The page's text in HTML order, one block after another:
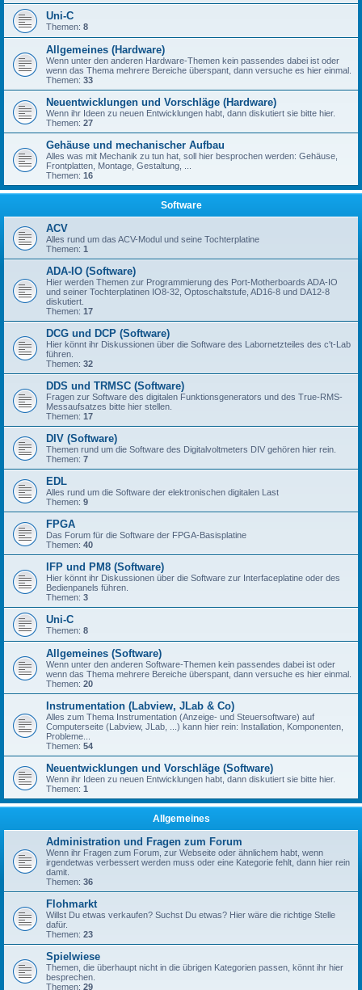
Uni-C
Themen: 8
Allgemeines (Hardware)
Wenn unter den anderen Hardware-Themen kein passendes dabei ist oder
wenn das Thema mehrere Bereiche überspant, dann versuche es hier einmal.
Themen: 33
Neuentwicklungen und Vorschläge (Hardware)
Wenn ihr Ideen zu neuen Entwicklungen habt, dann diskutiert sie bitte hier.
Themen: 27
Gehäuse und mechanischer Aufbau
Alles was mit Mechanik zu tun hat, soll hier besprochen werden: Gehäuse,
Frontplatten, Montage, Gestaltung, ...
Themen: 16
Software
ACV
Alles rund um das ACV-Modul und seine Tochterplatine
Themen: 1
ADA-IO (Software)
Hier werden Themen zur Programmierung des Port-Motherboards ADA-IO
und seiner Tochterplatinen IO8-32, Optoschaltstufe, AD16-8 und DA12-8
diskutiert.
Themen: 17
DCG und DCP (Software)
Hier könnt ihr Diskussionen über die Software des Labornetzteiles des c't-Lab
führen.
Themen: 32
DDS und TRMSC (Software)
Fragen zur Software des digitalen Funktionsgenerators und des True-RMS-
Messaufsatzes bitte hier stellen.
Themen: 17
DIV (Software)
Themen rund um die Software des Digitalvoltmeters DIV gehören hier rein.
Themen: 7
EDL
Alles rund um die Software der elektronischen digitalen Last
Themen: 9
FPGA
Das Forum für die Software der FPGA-Basisplatine
Themen: 40
IFP und PM8 (Software)
Hier könnt ihr Diskussionen über die Software zur Interfaceplatine oder des
Bedienpanels führen.
Themen: 3
Uni-C
Themen: 8
Allgemeines (Software)
Wenn unter den anderen Software-Themen kein passendes dabei ist oder
wenn das Thema mehrere Bereiche überspant, dann versuche es hier einmal.
Themen: 20
Instrumentation (Labview, JLab & Co)
Alles zum Thema Instrumentation (Anzeige- und Steuersoftware) auf
Computerseite (Labview, JLab, ...) kann hier rein: Installation, Komponenten,
Probleme...
Themen: 54
Neuentwicklungen und Vorschläge (Software)
Wenn ihr Ideen zu neuen Entwicklungen habt, dann diskutiert sie bitte hier.
Themen: 1
Allgemeines
Administration und Fragen zum Forum
Wenn ihr Fragen zum Forum, zur Webseite oder ähnlichem habt, wenn
irgendetwas verbessert werden muss oder eine Kategorie fehlt, dann hier rein
damit.
Themen: 36
Flohmarkt
Willst Du etwas verkaufen? Suchst Du etwas? Hier wäre die richtige Stelle
dafür.
Themen: 23
Spielwiese
Themen, die überhaupt nicht in die übrigen Kategorien passen, könnt ihr hier
besprechen.
Themen: 29